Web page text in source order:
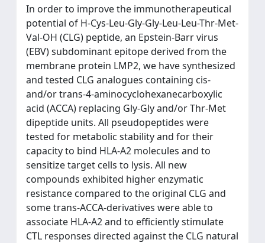
In order to improve the immunotherapeutical
potential of H-Cys-Leu-Gly-Gly-Leu-Leu-Thr-Met-
Val-OH (CLG) peptide, an Epstein-Barr virus
(EBV) subdominant epitope derived from the
membrane protein LMP2, we have synthesized
and tested CLG analogues containing cis-
and/or trans-4-aminocyclohexanecarboxylic
acid (ACCA) replacing Gly-Gly and/or Thr-Met
dipeptide units. All pseudopeptides were
tested for metabolic stability and for their
capacity to bind HLA-A2 molecules and to
sensitize target cells to lysis. All new
compounds exhibited higher enzymatic
resistance compared to the original CLG and
some trans-ACCA-derivatives were able to
associate HLA-A2 and to efficiently stimulate
CTL responses directed against the CLG natural